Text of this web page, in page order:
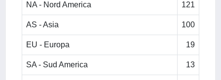
NA - Nord America 121
AS - Asia 100
EU - Europa 19
SA - Sud America 13